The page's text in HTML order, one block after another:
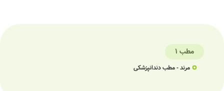
مطب 1
مرند - مطب دندانپزشکی